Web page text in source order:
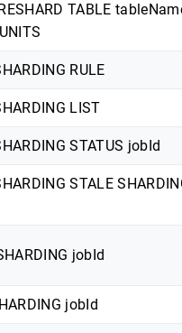
TABLE
RULE
LIST
STATUS jobId
STALE
jobId
jobId